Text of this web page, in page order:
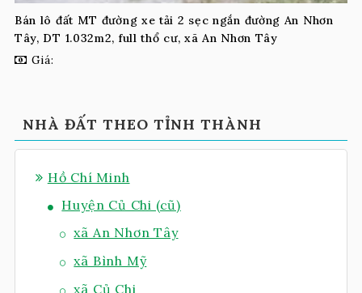
Bán lô đất MT đường xe tải 2 sẹc ngắn đường An Nhơn
Tây, DT 1.032m2, full thổ cư, xã An Nhơn Tây
Giá:
NHÀ ĐẤT THEO TỈNH THÀNH
Hồ Chí Minh
Huyện Củ Chi (cũ)
xã An Nhơn Tây
xã Bình Mỹ
xã Củ Chi